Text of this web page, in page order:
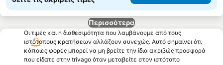
Περισσότερα
Οι τιμές και η διαθεσιμότητα που λαμβάνουμε από τους
ιστότοπους κρατήσεων αλλάζουν συνεχώς. Αυτό σημαίνει ότι
κάποιες φορές μπορεί να μη βρείτε την ίδια ακριβώς προσφορά
που είδατε στην trivago όταν μεταβείτε στον ιστότοπο